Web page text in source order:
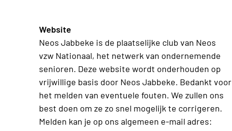
Website
Neos Jabbeke is de plaatselijke club van Neos
vzw Nationaal, het netwerk van ondernemende
senioren. Deze website wordt onderhouden op
vrijwillige basis door Neos Jabbeke. Bedankt voor
het melden van eventuele fouten. We zullen ons
best doen om ze zo snel mogelijk te corrigeren.
Melden kan je op ons algemeen e-mail adres: